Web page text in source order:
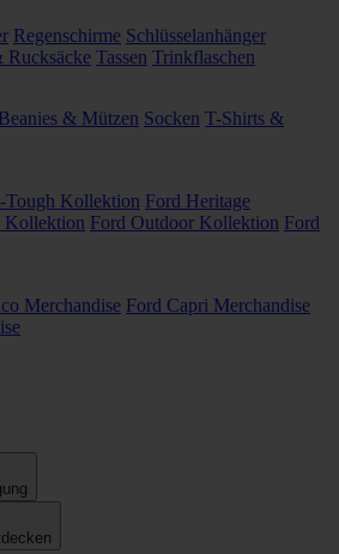
Regenschirme Schlüsselanhänger
Rucksäcke Tassen Trinkflaschen
Beanies & Mützen Socken T-Shirts &
Tough Kollektion Ford Heritage
Kollektion Ford Outdoor Kollektion Ford
Merchandise Ford Capri Merchandise